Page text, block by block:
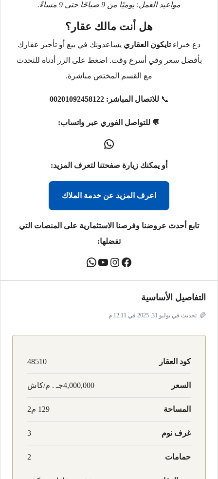
مواعيد العمل: يوميًا من 9 صباحًا حتى 9 مساءً.
هل أنت مالك عقار؟
دع خبراءتايكون العقاري يساعدونك في بيع أو تأجير عقارك
بأفضل سعر وفي أسرع وقت. اضغط على الزر أدناه للتحدث
مع القسم المختص مباشرة.
📞 للاتصال المباشر: 00201092458122
💬 للتواصل الفوري عبر واتساب:
أو يمكنك زيارة صفحتنا لتعرف المزيد:
اعرف المزيد عن خدمة الملاك
تابع أحدث عروضنا وفرصنا الاستثمارية على المنصات التي
تفضلها:
التفاصيل الأساسية
تحديث في يوليو 31, 2025 في 12:11 م
كود العقار 48510
السعر 4,000,000جـ . م/كاش
المساحة 129 م2
غرف نوم 3
حمامات 2